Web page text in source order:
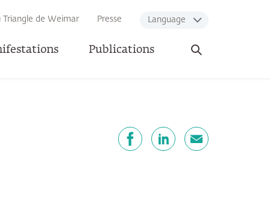
Triangle de Weimar Presse Language
Publications
Ouvrir
la